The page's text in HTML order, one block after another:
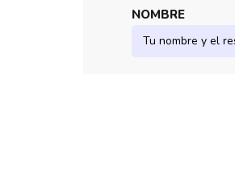
NOMBRE